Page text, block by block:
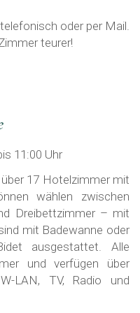
oder per Mail.
teurer!
11:00 Uhr
17 Hotelzimmer mit
wählen zwischen
Dreibettzimmer – mit
mit Badewanne oder
ausgestattet. Alle
und verfügen über
LAN, TV, Radio und